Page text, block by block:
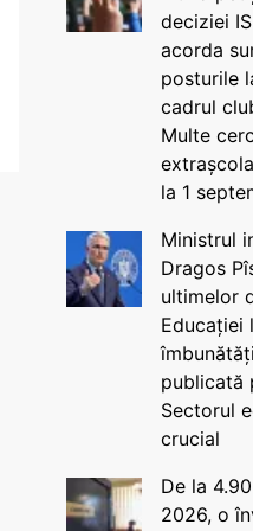
deciziei
acorda
posturile
cadrul
Multe
la 1
Ministrul
Dragos
ultimelor
Educației
publicată
Sectorul
crucial
De la
2026, o